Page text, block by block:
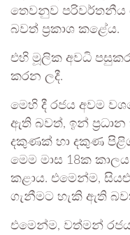
තෙවනුව පරිවර්තනීය
බවත් ප්‍රකාශ කළේය.
⁣එහි මූලික අවධි
කරන ලදී.
මෙහි දී රජය අවම
ඇති බවත්, ඉන්
දකුණක් හා දකුණ
මෙම මාස 18ක
කළාය. එමෙන්ම,
ගැනීමට හැකි ඇති
එමෙන්ම, වත්මන්